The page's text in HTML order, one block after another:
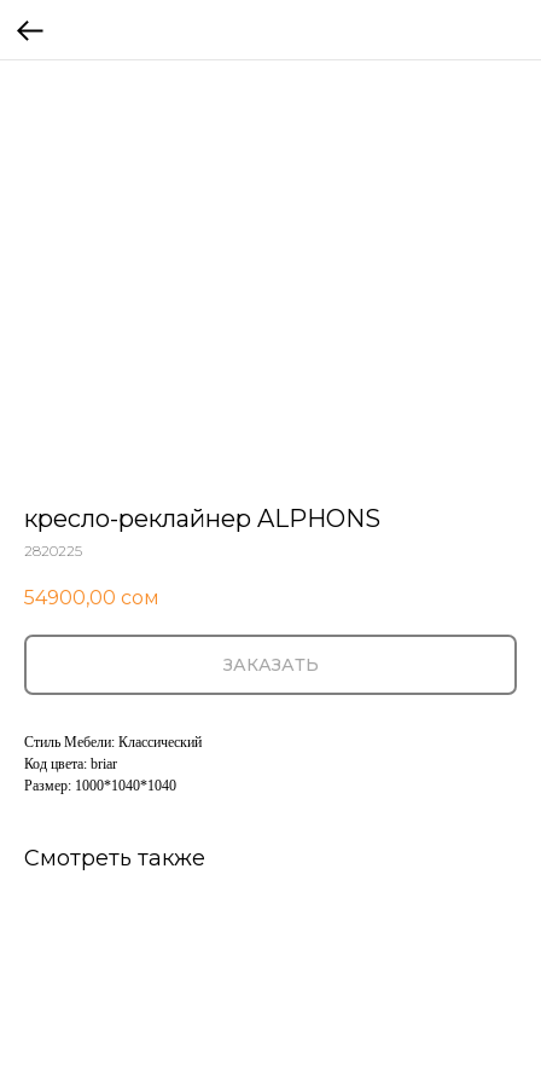
кресло-реклайнер ALPHONS
2820225
54900,00 сом
ЗАКАЗАТЬ
Стиль Мебели: Классический
Код цвета: briar
Размер: 1000*1040*1040
Смотреть также